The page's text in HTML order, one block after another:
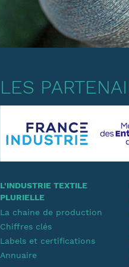
LES
L'INDUSTRIE TEXTILE
PLURIELLE
La chaine de production
Chiffres clés
Labels et certifications
Annuaire